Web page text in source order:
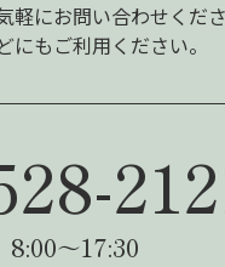
にお問い合わせくださ
もご利用ください。
～17:30